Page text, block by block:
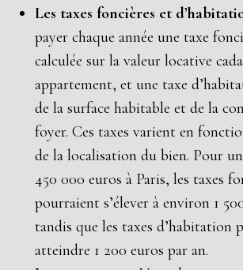
Les taxes foncières et
payer chaque année une taxe
calculée sur la valeur locative
appartement, et une taxe
de la surface habitable et de la
foyer. Ces taxes varient en
de la localisation du bien. Pour
450 000 euros à Paris, les taxes
pourraient s’élever à environ 1
tandis que les taxes d’habitation
atteindre 1 200 euros par an.